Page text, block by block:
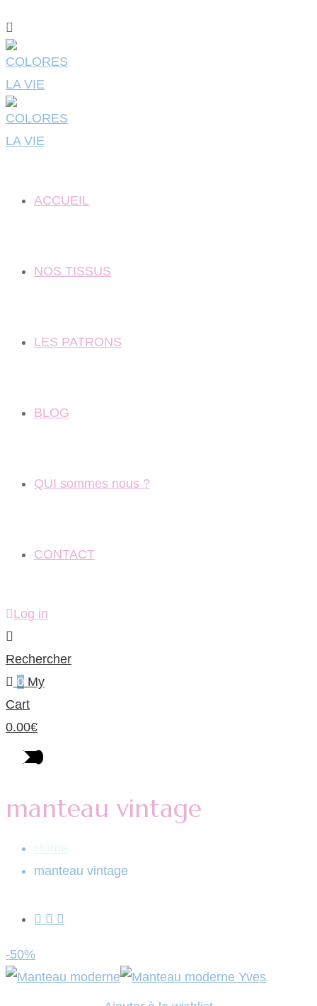
ACCUEIL
NOS TISSUS
LES PATRONS
BLOG
QUI sommes nous ?
CONTACT
Log in
Rechercher
0 My
Cart
0.00€
manteau vintage
Home
manteau vintage
-50%